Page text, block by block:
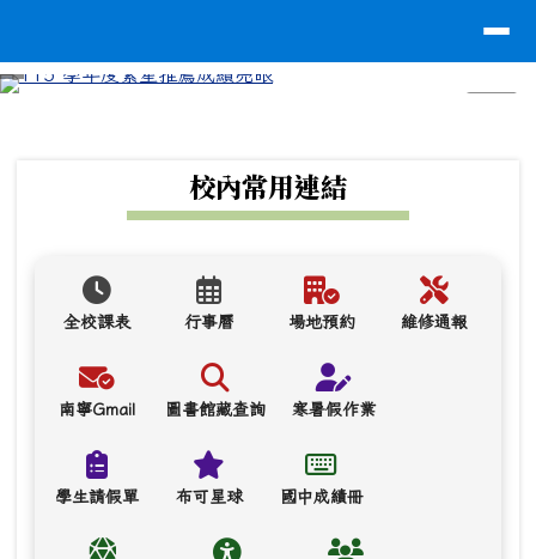
校內常用連結
全校課表 行事曆 場地預約 維修通報
南寧Gmail 圖書館藏查詢 寒暑假作業
學生請假單 布可星球 國中成績冊